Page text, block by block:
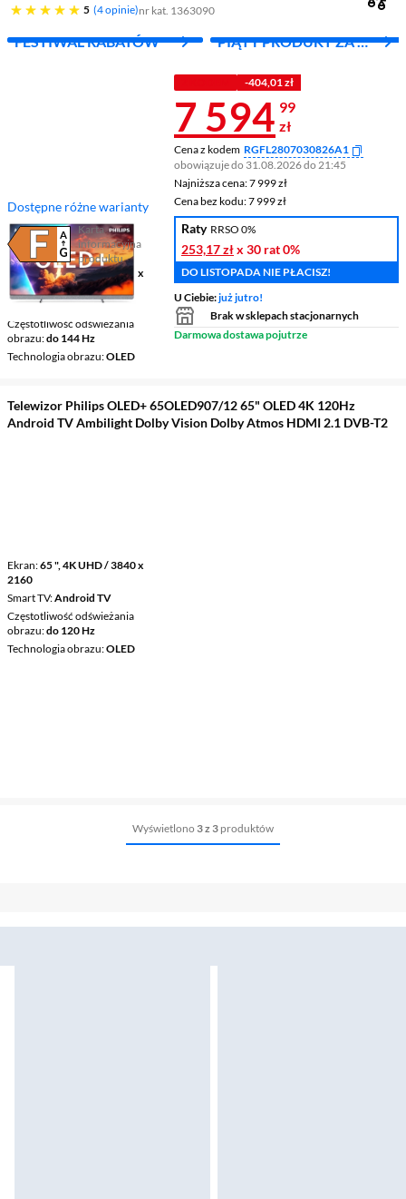
5
pięć gwiazdek 4 opinie nr kat. 1363090
FESTIWAL RABATÓW
PIĄTY PRODUKT ZA 1
Dostępne różne warianty
Karta
informacyjna
produktu
Plik w formacie pdf
(otworzy się w nowym oknie)
Ekran 55 ", 4K UHD / 3840 x
2160
Smart TV Google TV
Częstotliwość odświeżania
obrazu do 144 Hz
Technologia obrazu OLED
-404,01 zł
Cena 7
7 594 99
zł
Cena z kodem RGFL2807030826A1
obowiązuje do 31.08.2026 do 21:45
Najniższa cena: 7 999 zł
Najniższa cena:7 999 zł
Cena bez kodu: 7 999 zł
Cena bez kodu:7 999 zł
Raty RRSO 0%
253,17 złx 30 rat0%
DO LISTOPADA NIE PŁACISZ!
U Ciebie:już jutro!
Brak w sklepach stacjonarnych
Darmowa dostawa pojutrze
Telewizor Philips OLED+ 65OLED907/12 65" OLED 4K 120Hz
Android TV Ambilight Dolby Vision Dolby Atmos HDMI 2.1 DVB-T2
Ekran 65 ", 4K UHD / 3840 x
2160
Smart TV Android TV
Częstotliwość odświeżania
obrazu do 120 Hz
Technologia obrazu OLED
Wyświetlono 3 z 3 produktów